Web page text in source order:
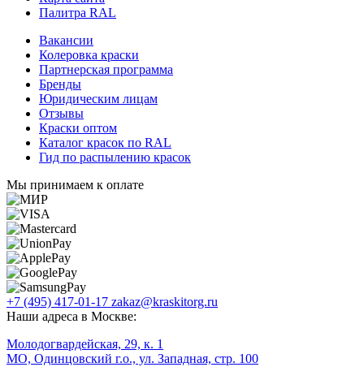
Палитра RAL
Вакансии
Колеровка краски
Партнерская программа
Бренды
Юридическим лицам
Отзывы
Краски оптом
Каталог красок по RAL
Гид по распылению красок
Мы принимаем к оплате
+7 (495) 417-01-17 zakaz@kraskitorg.ru
Наши адреса в Москве:
Молодогвардейская, 29, к. 1
МО, Одинцовский г.о., ул. Западная, стр. 100